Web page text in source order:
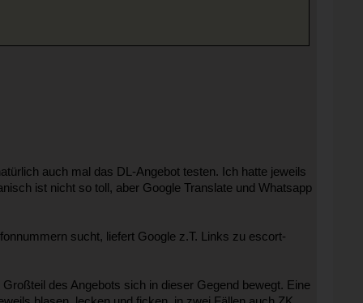
auch mal das DL-Angebot testen. Ich hatte jeweils
ist nicht so toll, aber Google Translate und Whatsapp
sucht, liefert Google z.T. Links zu escort-
des Angebots sich in dieser Gegend bewegt. Eine